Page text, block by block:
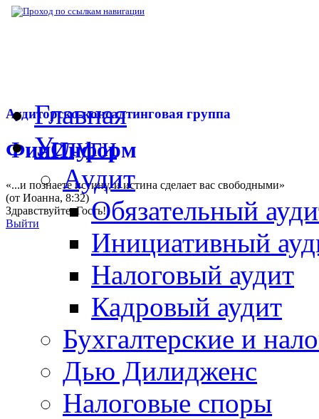
Аудиторско-консалтинговая группа
ФинИнформ
«...и познаете истину, и истина сделает вас свободными»
(от Иоанна, 8:32)
Здравствуйте,Гость!
Выйти
Главная
Услуги
Аудит
Обязательный
Инициативный
Налоговый аудит
Кадровый аудит
Бухгалтерские и
Дью Дилидженс
Налоговые споры